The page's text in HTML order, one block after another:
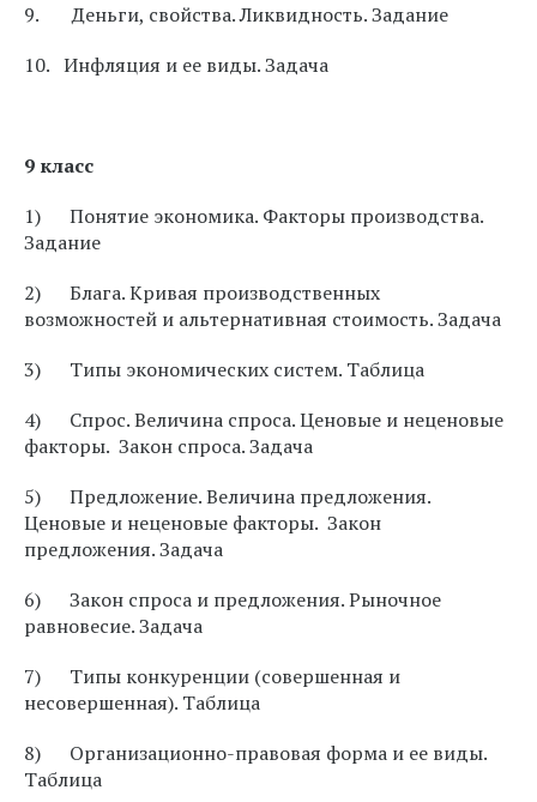
9. Деньги, свойства. Ликвидность. Задание
10. Инфляция и ее виды. Задача
9 класс
1) Понятие экономика. Факторы производства.
Задание
2) Блага. Кривая производственных
возможностей и альтернативная стоимость. Задача
3) Типы экономических систем. Таблица
4) Спрос. Величина спроса. Ценовые и неценовые
факторы. Закон спроса. Задача
5) Предложение. Величина предложения.
Ценовые и неценовые факторы. Закон
предложения. Задача
6) Закон спроса и предложения. Рыночное
равновесие. Задача
7) Типы конкуренции (совершенная и
несовершенная). Таблица
8) Организационно-правовая форма и ее виды.
Таблица